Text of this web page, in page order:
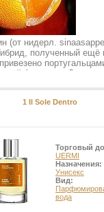
(от нидерл.
полученный
Америке.
с толстыми
крупных
собственно
с очень
плод пампель-
генуэзские,
1 Il Sole Dentro
Торговый
UERMI
Назначения:
Унисекс
Вид:
вода